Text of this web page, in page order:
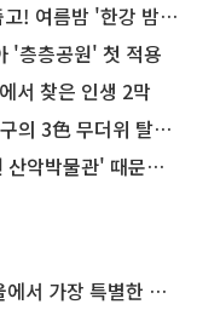
밤 '한강 밤마실 줍깅'
'층층공원' 첫 적용
서 찾은 인생 2막
色 무더위 탈출 명소
박물관' 때문이죠!
별한 편의점의 정체